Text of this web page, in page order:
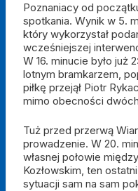
Poznaniacy od
spotkania. Wynik w 5.
który wykorzystał
wcześniejszej
W 16. minucie było już
lotnym bramkarzem,
piłkę przejął Piotr
mimo obecności
Tuż przed przerwą
prowadzenie. W 20.
własnej połowie
Kozłowskim, ten
sytuacji sam na sam